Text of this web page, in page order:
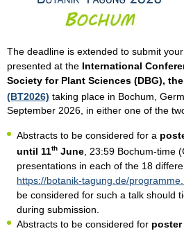
The deadline is extended to submit
presented at the International
Society for Plant Sciences (DBG), the
(BT2026) taking place in Bochum,
September 2026, in either one of the
Abstracts to be considered for a
until 11th June , 23:59 Bochum-time
presentations in each of the 18
https://botanik-tagung.de/
be considered for such a talk should
during submission.
Abstracts to be considered for